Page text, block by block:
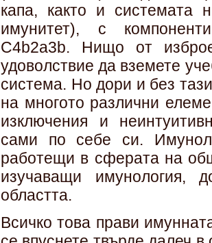
капа, както и системата
имунитет), с
C4b2a3b. Нищо от
удоволствие да вземете
система. Но дори и без
на многото различни
изключения и
сами по себе си.
работещи в сферата на
изучаващи имунология,
областта.
Всичко това прави